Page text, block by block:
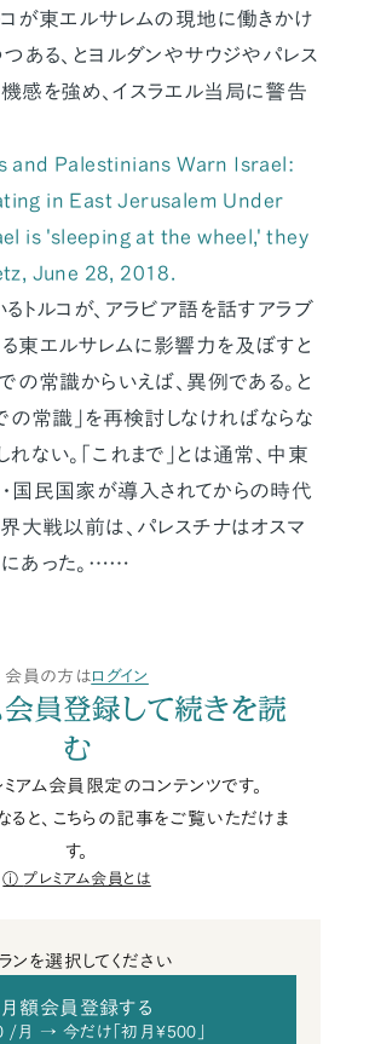
が東エルサレムの現地に働きかけ
ある、とヨルダンやサウジやパレス
感を強め、イスラエル当局に警告
and Palestinians Warn Israel:
in East Jerusalem Under
is 'sleeping at the wheel,' they
, June 28, 2018.
トルコが、アラビア語を話すアラブ
東エルサレムに影響力を及ぼすと
の常識からいえば、異例である。と
の常識」を再検討しなければならな
ない。「これまで」とは通常、中東
国民国家が導入されてからの時代
大戦以前は、パレスチナはオスマ
あった。……
会員の方はログイン
会員登録して続きを読
む
アム会員限定のコンテンツです。
ると、こちらの記事をご覧いただけま
す。
プレミアム会員とは
ンを選択してください
月額会員登録する
/月 → 今だけ「初月¥500」